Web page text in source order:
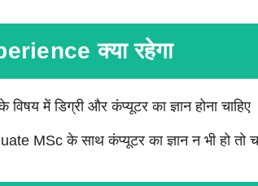
क्या रहेगा
में डिग्री और कंप्यूटर का ज्ञान होना चाहिए
MSc के साथ कंप्यूटर का ज्ञान न भी हो तो